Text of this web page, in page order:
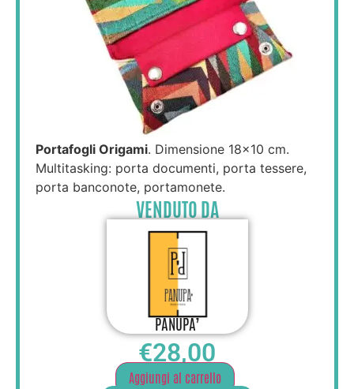
Portafogli Origami. Dimensione 18×10 cm.
Multitasking: porta documenti, porta tessere,
porta banconote, portamonete.
VENDUTO DA
PANUPA’
€28,00
Aggiungi al carrello